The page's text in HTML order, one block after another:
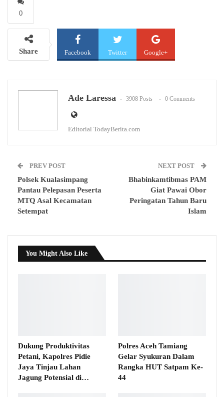
0
Share Facebook Twitter Google+
Ade Laressa 3908 Posts 0 Comments
Editorial TodayBerita.com
PREV POST
Polsek Kualasimpang
Pantau Pelepasan Peserta
MTQ Asal Kecamatan
Setempat
NEXT POST
Bhabinkamtibmas PAM
Giat Pawai Obor
Peringatan Tahun Baru
Islam
You Might Also Like
Dukung Produktivitas
Petani, Kapolres Pidie
Jaya Tinjau Lahan
Jagung Potensial di…
Polres Aceh Tamiang
Gelar Syukuran Dalam
Rangka HUT Satpam Ke-
44